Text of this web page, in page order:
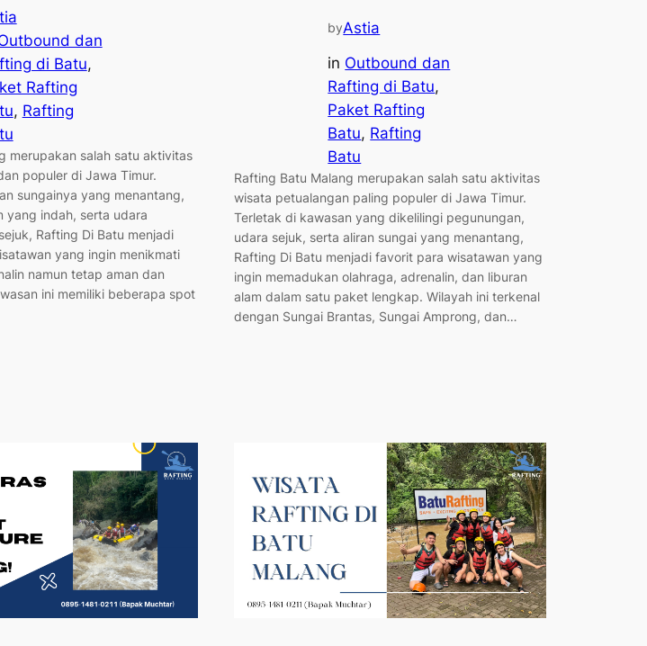
dan
di Batu
Rafting
, Rafting
merupakan salah satu aktivitas
populer di Jawa Timur.
sungainya yang menantang,
yang indah, serta udara
Rafting Di Batu menjadi
yang ingin menikmati
namun tetap aman dan
ini memiliki beberapa spot
byAstia
in Outbound dan
Rafting di Batu
Paket Rafting
Batu, Rafting
Batu
Rafting Batu Malang merupakan salah satu aktivitas
wisata petualangan paling populer di Jawa Timur.
Terletak di kawasan yang dikelilingi pegunungan,
udara sejuk, serta aliran sungai yang menantang,
Rafting Di Batu menjadi favorit para wisatawan yang
ingin memadukan olahraga, adrenalin, dan liburan
alam dalam satu paket lengkap. Wilayah ini terkenal
dengan Sungai Brantas, Sungai Amprong, dan…